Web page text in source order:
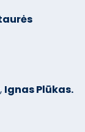
Ignas Plūkas.